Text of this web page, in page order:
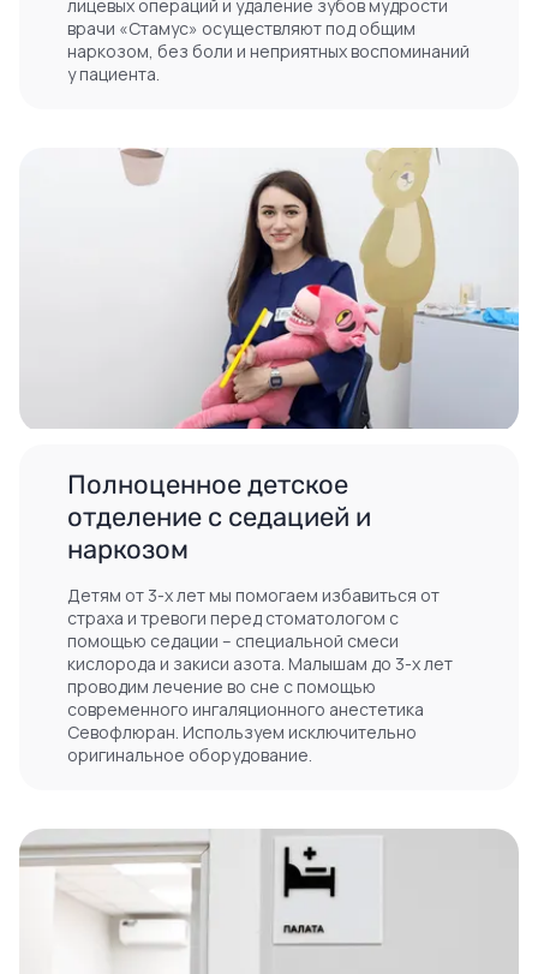
лицевых операций и удаление зубов мудрости
врачи «Стамус» осуществляют под общим
наркозом, без боли и неприятных воспоминаний
у пациента.
Полноценное детское
отделение с седацией и
наркозом
Детям от 3-х лет мы помогаем избавиться от
страха и тревоги перед стоматологом с
помощью седации – специальной смеси
кислорода и закиси азота. Малышам до 3-х лет
проводим лечение во сне с помощью
современного ингаляционного анестетика
Севофлюран. Используем исключительно
оригинальное оборудование.